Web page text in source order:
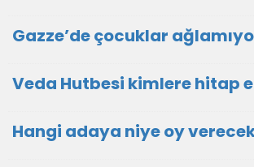
Gazze’de çocuklar
Veda Hutbesi kimlere hitap
Hangi adaya niye oy